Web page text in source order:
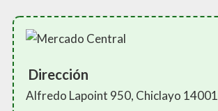
Dirección
Alfredo Lapoint 950, Chiclayo 14001